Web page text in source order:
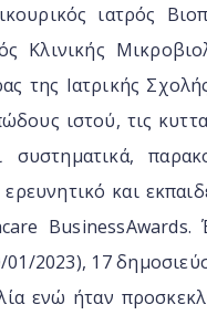
ιατρός
Κλινικής
της Ιατρικής
ιστού, τις
συστηματικά,
και
BusinessAwards.
2023), 17
ενώ ήταν